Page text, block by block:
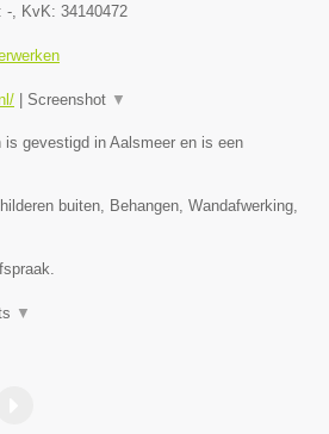
- , KvK: 34140472
| Screenshot ▼
is gevestigd in Aalsmeer en is een
buiten, Behangen, Wandafwerking,
▼